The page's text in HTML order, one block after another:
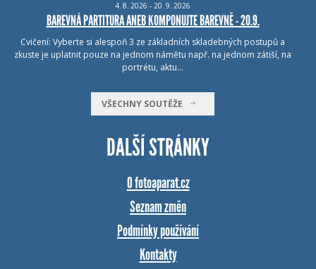
4. 8. 2026 - 20. 9. 2026
BAREVNÁ PARTITURA ANEB KOMPONUJTE BAREVNĚ - 20.9.
Cvičení: Vyberte si alespoň 3 ze základních skladebných postupů a
zkuste je uplatnit pouze na jednom námětu např. na jednom zátiší, na
portrétu, aktu…
VŠECHNY SOUTĚŽE
DALŠÍ STRÁNKY
O fotoaparat.cz
Seznam změn
Podmínky používání
Kontakty